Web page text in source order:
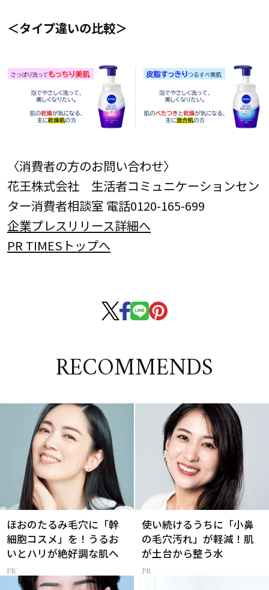
＜タイプ違いの比較＞
〈消費者の方のお問い合わせ〉
花王株式会社 生活者コミュニケーションセン
ター消費者相談室 電話0120-165-699
企業プレスリリース詳細へ
PR TIMESトップへ
RECOMMENDS
ほおのたるみ毛穴に「幹
細胞コスメ」を！うるお
いとハリが絶好調な肌へ
使い続けるうちに「小鼻
の毛穴汚れ」が軽減！肌
が土台から整う水